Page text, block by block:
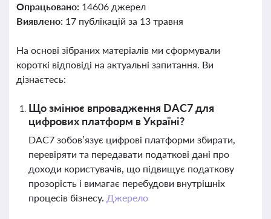
Опрацьовано: 14606 джерел
Виявлено: 17 публікацій за 13 травня
На основі зібраних матеріалів ми сформували
короткі відповіді на актуальні запитання. Ви
дізнаєтесь:
Що змінює впровадження DAC7 для
цифрових платформ в Україні?
DAC7 зобов’язує цифрові платформи збирати,
перевіряти та передавати податкові дані про
доходи користувачів, що підвищує податкову
прозорість і вимагає перебудови внутрішніх
процесів бізнесу. Джерело